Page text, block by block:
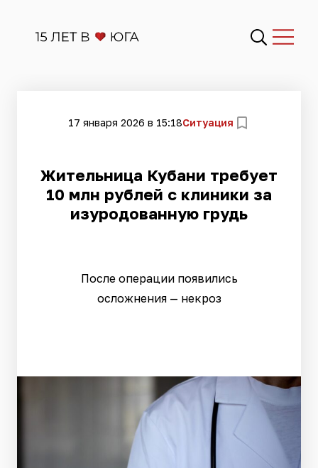
17 января 2026 в 15:18Ситуация
Жительница Кубани требует
10 млн рублей с клиники за
изуродованную грудь
После операции появились
осложнения — некроз